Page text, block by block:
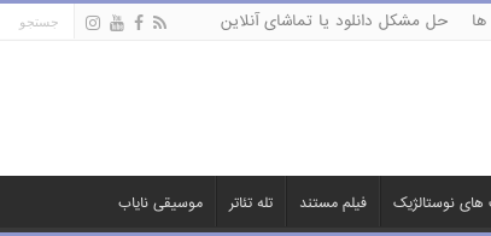
حل مشکل دانلود یا تماشای آنلاین
های نوستالژیک فیلم مستند تله تئاتر موسیقی نایاب